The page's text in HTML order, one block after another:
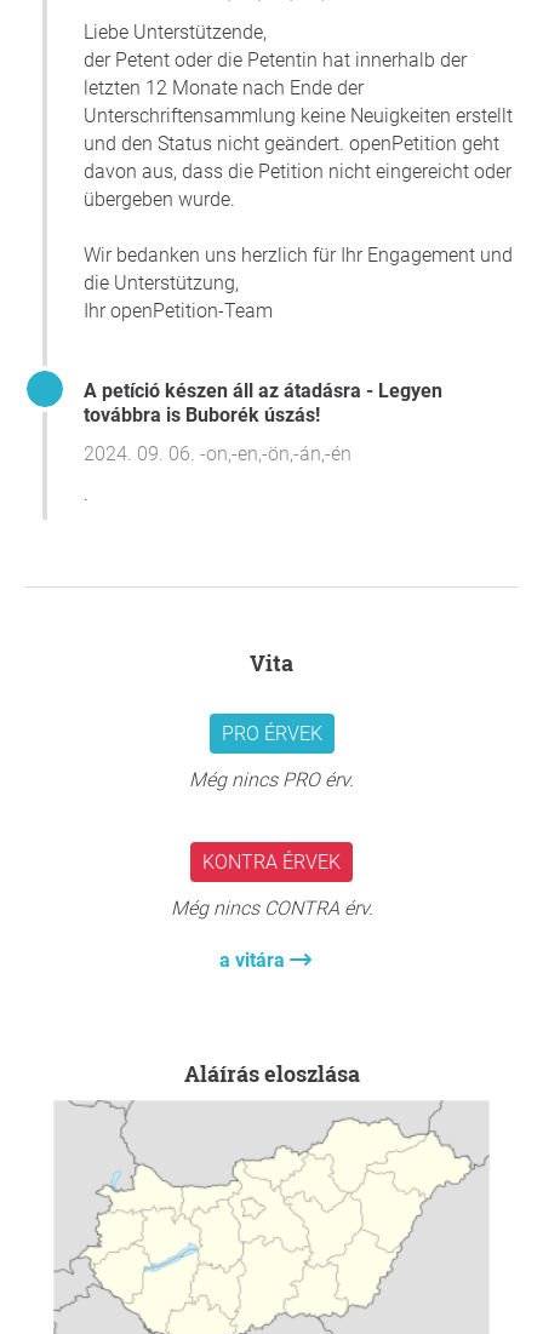
Liebe Unterstützende,
der Petent oder die Petentin hat innerhalb der
letzten 12 Monate nach Ende der
Unterschriftensammlung keine Neuigkeiten erstellt
und den Status nicht geändert. openPetition geht
davon aus, dass die Petition nicht eingereicht oder
übergeben wurde.
Wir bedanken uns herzlich für Ihr Engagement und
die Unterstützung,
Ihr openPetition-Team
A petíció készen áll az átadásra - Legyen
továbbra is Buborék úszás!
2024. 09. 06. -on,-en,-ön,-án,-én
.
Vita
PRO ÉRVEK
Még nincs PRO érv.
KONTRA ÉRVEK
Még nincs CONTRA érv.
a vitára
Aláírás eloszlása